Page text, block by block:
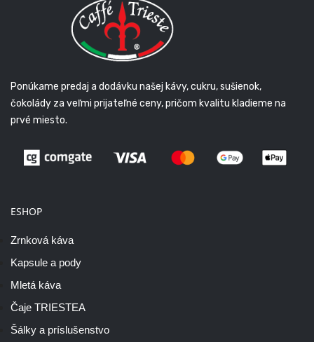
Ponúkame predaj a dodávku našej kávy, cukru, sušienok,
čokolády za veľmi prijateľné ceny, pričom kvalitu kladieme na
prvé miesto.
ESHOP
Zrnková káva
Kapsule a pody
Mletá káva
Čaje TRIESTEA
Šálky a príslušenstvo